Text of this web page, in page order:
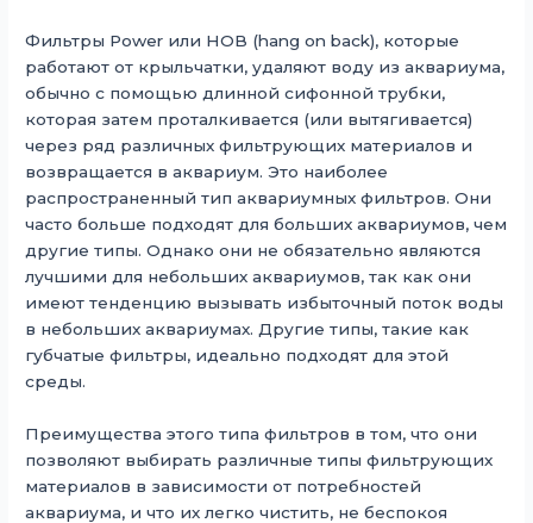
Фильтры Power или HOB (hang on back), которые
работают от крыльчатки, удаляют воду из аквариума,
обычно с помощью длинной сифонной трубки,
которая затем проталкивается (или вытягивается)
через ряд различных фильтрующих материалов и
возвращается в аквариум. Это наиболее
распространенный тип аквариумных фильтров. Они
часто больше подходят для больших аквариумов, чем
другие типы. Однако они не обязательно являются
лучшими для небольших аквариумов, так как они
имеют тенденцию вызывать избыточный поток воды
в небольших аквариумах. Другие типы, такие как
губчатые фильтры, идеально подходят для этой
среды.
Преимущества этого типа фильтров в том, что они
позволяют выбирать различные типы фильтрующих
материалов в зависимости от потребностей
аквариума, и что их легко чистить, не беспокоя